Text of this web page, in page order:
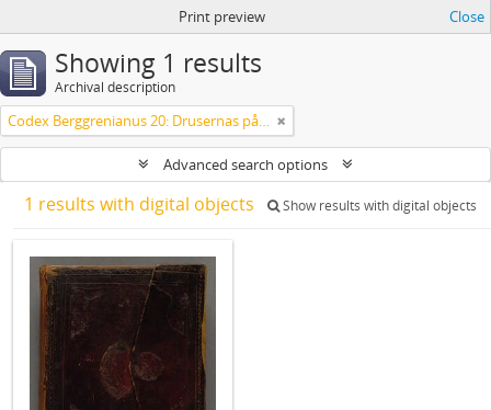
Print preview Close
Showing 1 results
Archival description
Codex Berggrenianus 20: Drusernas på Libanon heliga bok
Advanced search options
1 results with digital objects Show results with digital objects